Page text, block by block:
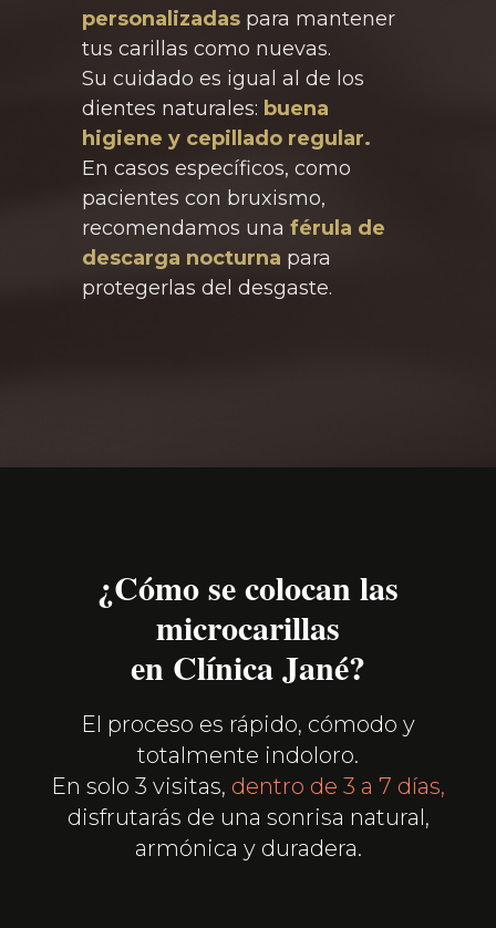
personalizadas para mantener
tus carillas como nuevas.
Su cuidado es igual al de los
dientes naturales: buena
higiene y cepillado regular.
En casos específicos, como
pacientes con bruxismo,
recomendamos una férula de
descarga nocturna para
protegerlas del desgaste.
¿Cómo se colocan las
microcarillas
en Clínica Jané?
El proceso es rápido, cómodo y
totalmente indoloro.
En solo 3 visitas, dentro de 3 a 7 días,
disfrutarás de una sonrisa natural,
armónica y duradera.